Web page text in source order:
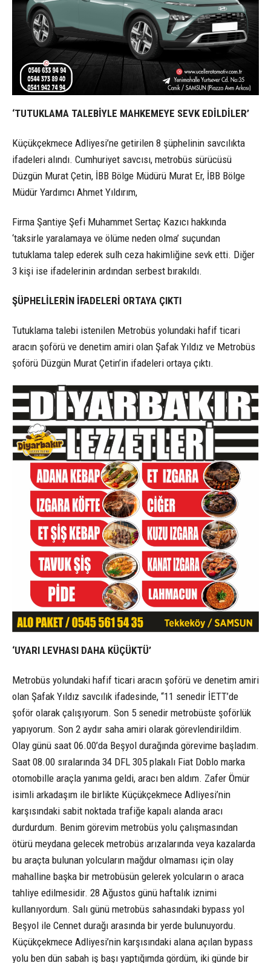
‘TUTUKLAMA TALEBİYLE MAHKEMEYE SEVK EDİLDİLER’
Küçükçekmece Adliyesi’ne getirilen 8 şüphelinin savcılıkta
ifadeleri alındı. Cumhuriyet savcısı, metrobüs sürücüsü
Düzgün Murat Çetin, İBB Bölge Müdürü Murat Er, İBB Bölge
Müdür Yardımcı Ahmet Yıldırım,
Firma Şantiye Şefi Muhammet Sertaç Kazıcı hakkında
‘taksirle yaralamaya ve ölüme neden olma’ suçundan
tutuklama talep ederek sulh ceza hakimliğine sevk etti. Diğer
3 kişi ise ifadelerinin ardından serbest bırakıldı.
ŞÜPHELİLERİN İFADELERİ ORTAYA ÇIKTI
Tutuklama talebi istenilen Metrobüs yolundaki hafif ticari
aracın şoförü ve denetim amiri olan Şafak Yıldız ve Metrobüs
şoförü Düzgün Murat Çetin’in ifadeleri ortaya çıktı.
‘UYARI LEVHASI DAHA KÜÇÜKTÜ’
Metrobüs yolundaki hafif ticari aracın şoförü ve denetim amiri
olan Şafak Yıldız savcılık ifadesinde, “11 senedir İETT’de
şoför olarak çalışıyorum. Son 5 senedir metrobüste şoförlük
yapıyorum. Son 2 aydır saha amiri olarak görevlendirildim.
Olay günü saat 06.00’da Beşyol durağında görevime başladım.
Saat 08.00 sıralarında 34 DFL 305 plakalı Fiat Doblo marka
otomobille araçla yanıma geldi, aracı ben aldım. Zafer Ömür
isimli arkadaşım ile birlikte Küçükçekmece Adliyesi’nin
karşısındaki sabit noktada trafiğe kapalı alanda aracı
durdurdum. Benim görevim metrobüs yolu çalışmasından
ötürü meydana gelecek metrobüs arızalarında veya kazalarda
bu araçta bulunan yolcuların mağdur olmaması için olay
mahalline başka bir metrobüsün gelerek yolcuların o araca
tahliye edilmesidir. 28 Ağustos günü haftalık iznimi
kullanıyordum. Salı günü metrobüs sahasındaki bypass yol
Beşyol ile Cennet durağı arasında bir yerde bulunuyordu.
Küçükçekmece Adliyesi’nin karşısındaki alana açılan bypass
yolu ben dün sabah iş başı yaptığımda gördüm, iki günde bir